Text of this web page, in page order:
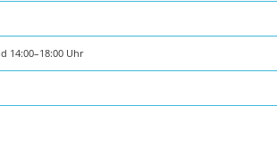
14:00–18:00 Uhr